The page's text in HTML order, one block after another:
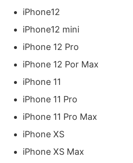
iPhone12
iPhone12 mini
iPhone 12 Pro
iPhone 12 Por Max
iPhone 11
iPhone 11 Pro
iPhone 11 Pro Max
iPhone XS
iPhone XS Max